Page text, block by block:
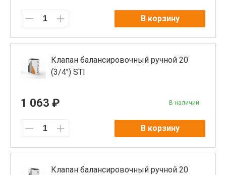
В корзину
Клапан балансировочный ручной 20
(3/4") STI
1 063 ₽ В наличии
В корзину
Клапан балансировочный ручной 20